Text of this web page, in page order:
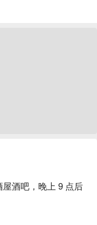
酒吧，晚上 9 点后